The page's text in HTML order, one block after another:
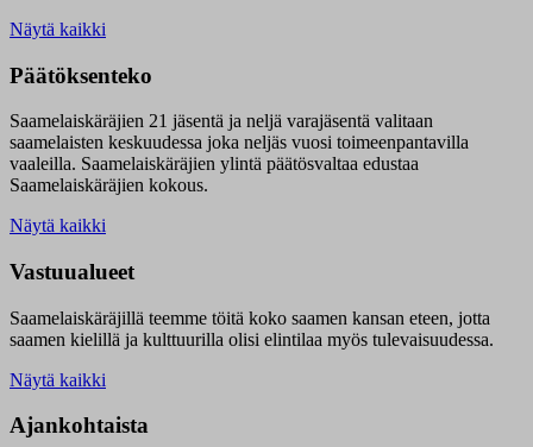
Näytä kaikki
Päätöksenteko
Saamelaiskäräjien 21 jäsentä ja neljä varajäsentä valitaan
saamelaisten keskuudessa joka neljäs vuosi toimeenpantavilla
vaaleilla. Saamelaiskäräjien ylintä päätösvaltaa edustaa
Saamelaiskäräjien kokous.
Näytä kaikki
Vastuualueet
Saamelaiskäräjillä teemme töitä koko saamen kansan eteen, jotta
saamen kielillä ja kulttuurilla olisi elintilaa myös tulevaisuudessa.
Näytä kaikki
Ajankohtaista